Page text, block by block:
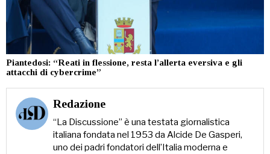
Piantedosi: “Reati in flessione, resta l’allerta eversiva e gli
attacchi di cybercrime”
Redazione
“La Discussione” è una testata giornalistica
italiana fondata nel 1953 da Alcide De Gasperi,
uno dei padri fondatori dell’Italia moderna e